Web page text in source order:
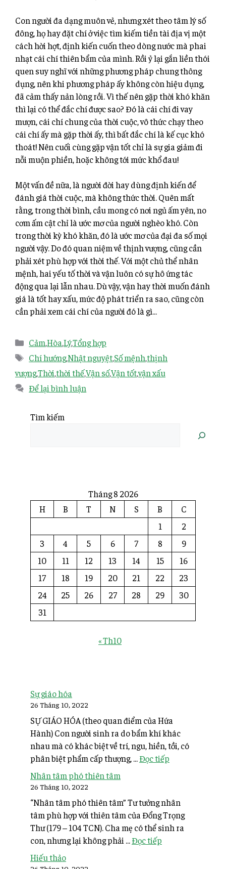
Con người đa dạng muôn vẻ, nhưng xét theo tâm lý số
đông, họ hay đặt chí ở việc tìm kiếm tiền tài địa vị một
cách hời hợt, định kiến cuốn theo dòng nước mà phai
nhạt cái chí thiên bẩm của mình. Rồi ỷ lại gắn liền thói
quen suy nghĩ với những phương pháp chung thông
dụng, nên khi phương pháp ấy không còn hiệu dụng,
đã cảm thấy nản lòng rồi. Vì thế nên gặp thời khó khăn
thì lại có thể đắc chí được sao? Đó là cái chí đi vay
mượn, cái chí chung của thời cuộc, vô thức chạy theo
cái chí ấy mà gặp thời ấy, thì bất đắc chí là kế cục khó
thoát! Nên cuối cùng gặp vận tốt chỉ là sự gia giảm đi
nỗi muộn phiền, hoặc không tới mức khổ đau!
Một vấn đề nữa, là người đời hay dùng định kiến để
đánh giá thời cuộc, mà không thức thời. Quên mất
rằng, trong thời bình, cầu mong có nơi ngủ ấm yên, no
cơm ấm cật chỉ là ước mơ của người nghèo khó. Còn
trong thời kỳ khó khăn, đó là ước mơ của đại đa số mọi
người vậy. Do đó quan niệm về thịnh vượng, cũng cần
phải xét phù hợp với thời thế. Với một chủ thể nhân
mệnh, hai yếu tố thời và vận luôn có sự hô ứng tác
động qua lại lẫn nhau. Dù vậy, vận hay thời muốn đánh
giá là tốt hay xấu, mức độ phát triển ra sao, cũng còn
cần phải xem cái chí của người đó là gì…
Cảm,Hòa,Lý,Tổng hợp
Chí hướng,Nhật nguyệt,Số mệnh,thịnh
vượng,Thời,thời thế,Vận số,Vận tốt,vận xấu
Để lại bình luận
Tìm kiếm
Tháng 8 2026
H
B T N S B
C
1
2
3
4 5 6 7 8
9
10
11 12 13 14 15
16
17
18 19 20 21 22
23
24
25 26 27 28 29
30
31
« Th10
Sự giáo hóa
26 Tháng 10, 2022
SỰ GIÁO HÓA (theo quan điểm của Hứa
Hành) Con người sinh ra do bẩm khí khác
nhau mà có khác biệt về trí, ngu, hiền, tồi, có
phân biệt phẩm cấp thượng, ...Đọc tiếp
Nhân tâm phó thiên tâm
26 Tháng 10, 2022
“Nhân tâm phó thiên tâm” Tư tưởng nhân
tâm phù hợp với thiên tâm của Đổng Trọng
Thư (179 – 104 TCN). Cha mẹ có thể sinh ra
con, nhưng lại không phải ...Đọc tiếp
Hiếu thảo